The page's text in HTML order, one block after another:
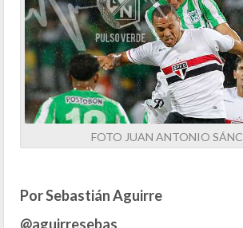
FOTO JUAN ANTONIO
Por Sebastián Aguirre
@aguirresebas